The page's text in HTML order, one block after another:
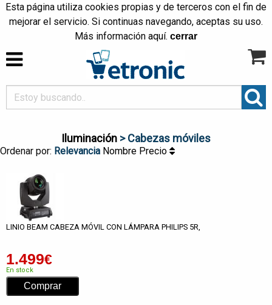
Esta página utiliza cookies propias y de terceros con el fin de
mejorar el servicio. Si continuas navegando, aceptas su uso.
Más información aquí. cerrar
Iluminación > Cabezas móviles
Ordenar por: Relevancia Nombre Precio
LINIO BEAM CABEZA MÓVIL CON LÁMPARA PHILIPS 5R,
1.499€
En stock